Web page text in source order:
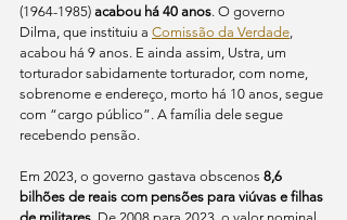
(1964-1985) acabou há 40 anos. O governo
Dilma, que instituiu a Comissão da Verdade,
acabou há 9 anos. E ainda assim, Ustra, um
torturador sabidamente torturador, com nome,
sobrenome e endereço, morto há 10 anos, segue
com “cargo público”. A família dele segue
recebendo pensão.
Em 2023, o governo gastava obscenos 8,6
bilhões de reais com pensões para viúvas e filhas